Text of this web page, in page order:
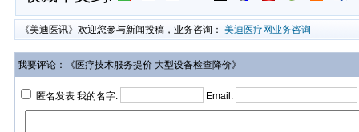
《美迪医讯》欢迎您参与新闻投稿，业务咨询： 美迪医疗网业务咨询
我要评论：《医疗技术服务提价 大型设备检查降价》
匿名发表 我的名字: Email: